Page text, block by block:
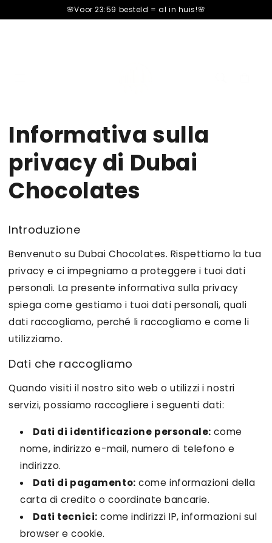
â–¡
🌸Voor 23:59 besteld =al in huis!🌸
Informativa sulla
privacy di Dubai
Chocolates
Introduzione
Benvenuto su Dubai Chocolates. Rispettiamo la tua
privacy e ci impegniamo a proteggere i tuoi dati
personali. La presente informativa sulla privacy
spiega come gestiamo i tuoi dati personali, quali
dati raccogliamo, perché li raccogliamo e come li
utilizziamo.
Dati che raccogliamo
Quando visiti il nostro sito web o utilizzi i nostri
servizi, possiamo raccogliere i seguenti dati:
Dati di identificazione personale: come
nome, indirizzo e-mail, numero di telefono e
indirizzo.
Dati di pagamento: come informazioni della
carta di credito o coordinate bancarie.
Dati tecnici: come indirizzi IP, informazioni sul
browser e cookie.